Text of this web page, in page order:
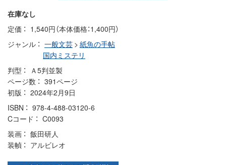
在庫なし
定価
1,540円（本体価格：1,400円）
ジャンル
一般文芸 > 紙魚の手帖
国内ミステリ
判型
Ａ5判並製
ページ数
391ページ
初版
2024年2月9日
ISBN
978-4-488-03120-6
Cコード
C0093
装画
飯田研人
装幀
アルビレオ